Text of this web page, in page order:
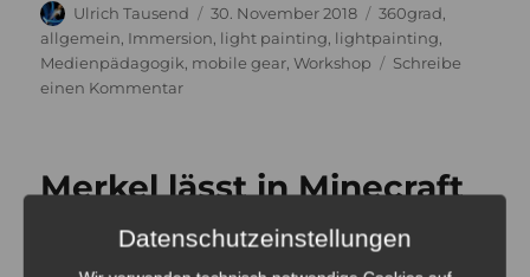
Autor
Ulrich Tausend
Veröffentlicht
am
30. November 2018 Kategorien
360grad
allgemein, Immersion, light painting, lightpainting,
Medienpädagogik, mobile gear,Workshop
Schreibe
einen Kommentarzu
und
Merkel lässt in Minecraft
Kühe fliegen, und das ist
Datenschutzeinstellungen